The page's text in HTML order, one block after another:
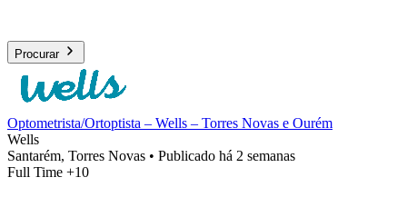
Procurar
Optometrista/Ortoptista – Wells – Torres Novas e Ourém
Wells
Santarém, Torres Novas • Publicado há 2 semanas
Full Time +10